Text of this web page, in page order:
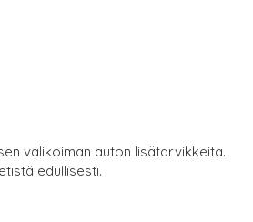
valikoiman auton lisätarvikkeita.
edullisesti.